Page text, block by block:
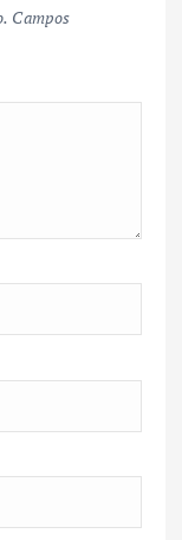
Campos